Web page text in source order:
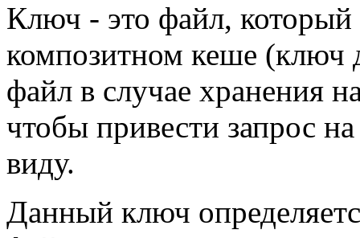
Ключ - это файл, который
композитном кеше (ключ
файл в случае хранения
чтобы привести запрос
виду.
Данный ключ